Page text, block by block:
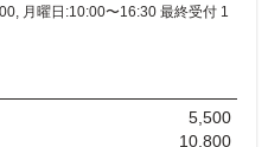
月曜日:10:00〜16:30 最終受付 1
5,500
10,800